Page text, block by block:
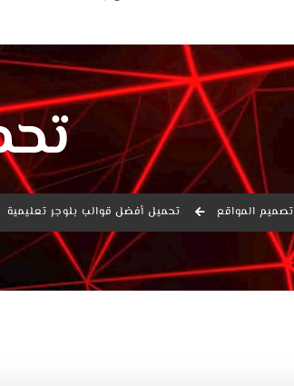
تصميم المواقع تحميل أفضل قوالب بلوجر تعليمية